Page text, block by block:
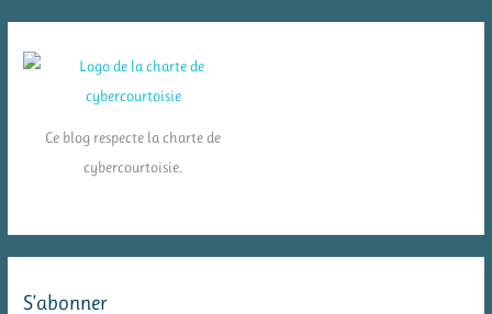
Ce blog respecte la charte de
cybercourtoisie.
S’abonner